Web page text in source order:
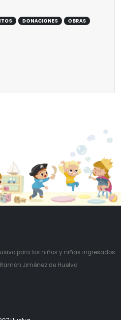
DONACIONES OBRAS
para los niños y niñas ingresados
Jiménez de Huelva